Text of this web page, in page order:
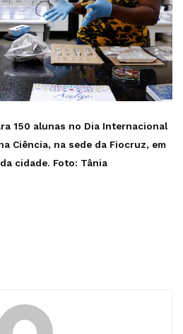
150 alunas no Dia Internacional
Ciência, na sede da Fiocruz, em
cidade. Foto: Tânia